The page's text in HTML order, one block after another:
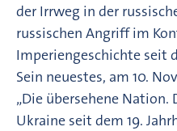
der Irrweg in der
russischen Angriff im
Imperiengeschichte seit
Sein neuestes, am 10.
„Die übersehene
Ukraine seit dem 19.